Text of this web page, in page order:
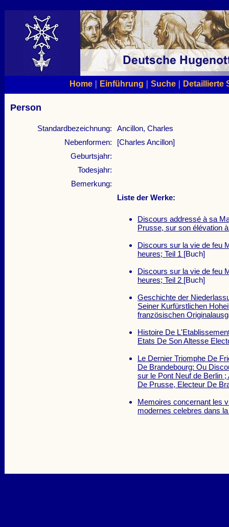
Home| Einführung | Suche| Detaillierte
Person
Standardbezeichnung:
Ancillon, Charles
Nebenformen:
[Charles Ancillon]
Geburtsjahr:
Todesjahr:
Bemerkung:
Liste der Werke:
Discours addressé à sa
Prusse, sur son élévation
Discours sur la vie de feu
heures; Teil 1 [Buch]
Discours sur la vie de feu
heures; Teil 2 [Buch]
Geschichte der
Seiner Kurfürstlichen
französischen
Histoire De
Etats De Son Altesse
Le Dernier Triomphe De
De Brandebourg: Ou
sur le Pont Neuf de Berlin
De Prusse, Electeur De
Memoires concernant les
modernes celebres dans